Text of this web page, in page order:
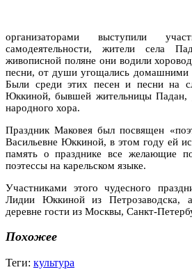
организаторами выступили
самодеятельности, жители села
живописной поляне они водили
песни, от души угощались домашними
Были среди этих песен и песни на
Юккиной, бывшей жительницы Падан,
народного хора.
Праздник Маковея был посвящен
Васильевне Юккиной, в этом году ей
память о празднике все желающие
поэтессы на карельском языке.
Участниками этого чудесного
Лидии Юккиной из Петрозаводска,
деревне гости из Москвы, Санкт-
Похожее
Теги: культура